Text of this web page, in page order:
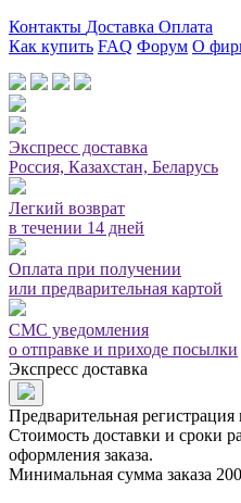
Контакты Доставка Оплата
Как купить FAQ Форум О
Экспресс доставка
Россия, Казахстан, Беларусь
Легкий возврат
в течении 14 дней
Оплата при получении
или предварительная картой
СМС уведомления
о отправке и приходе посылки
Экспресс доставка
Предварительная регистрация
Стоимость доставки и сроки
оформления заказа.
Минимальная сумма заказа